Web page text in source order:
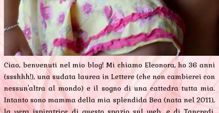
Ciao, benvenuti nel mio blog! Mi chiamo Eleonora, ho 36 anni
(ssshhh!), una sudata laurea in Lettere (che non cambierei con
nessun'altra al mondo) e il sogno di una cattedra tutta mia.
Intanto sono mamma della mia splendida Bea (nata nel 2011),